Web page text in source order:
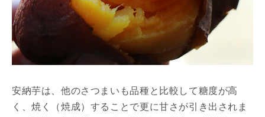
安納芋は、他のさつまいも品種と比較して糖度が高
く、焼く（焼成）することで更に甘さが引き出されま